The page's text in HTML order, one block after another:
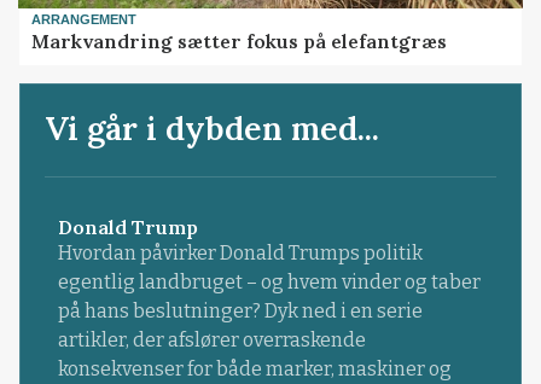
ARRANGEMENT
Markvandring sætter fokus på elefantgræs
Vi går i dybden med...
Donald Trump
Hvordan påvirker Donald Trumps politik
egentlig landbruget – og hvem vinder og taber
på hans beslutninger? Dyk ned i en serie
artikler, der afslører overraskende
konsekvenser for både marker, maskiner og